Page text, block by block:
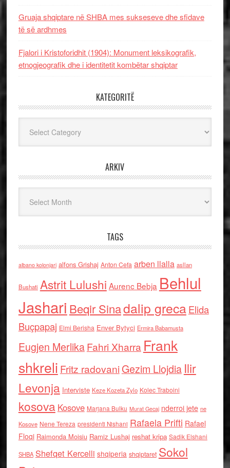
Gruaja shqiptare në SHBA mes sukseseve dhe sfidave
të së ardhmes
Fjalori i Kristoforidhit (1904): Monument leksikografik,
etnogjeografik dhe i identitetit kombëtar shqiptar
KATEGORITË
ARKIV
TAGS
albano kolonjari alfons Grishaj Anton Cefa arben llalla asllan
Bushati Astrit Lulushi Aurenc Bebja Behlul
Jashari Beqir Sinadalip grecaElida
Buçpapaj Elmi Berisha Enver Bytyci Ermira Babamusta
Eugjen MerlikaFahri Xharra Frank
shkreli Fritz radovaniGezim Llojdia Ilir
Levonja Interviste Keze Kozeta Zylo Kolec Traboini
kosova Kosove Marjana Bulku Murat Gecaj nderroi jete ne
Kosove Nene Tereza presidenti Nishani Rafaela Prifti Rafael
Floqi Raimonda Moisiu Ramiz Lushaj reshat kripa Sadik Elshani
SHBA Shefqet Kercelli shqiperia shqiptaret Sokol